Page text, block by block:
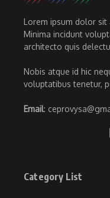
Lorem ipsum dolor sit
Minima incidunt
architecto quis
Nobis atque id hic
voluptatibus tenetur,
Email:
Category List